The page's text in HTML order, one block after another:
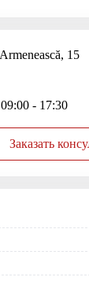
15
- 17:30
Заказать